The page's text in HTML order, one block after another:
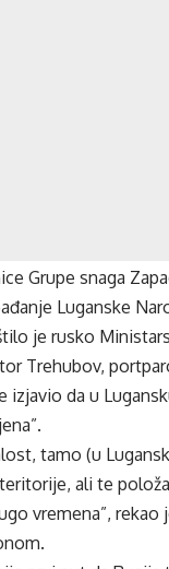
Grupe snaga
Luganske
je rusko
Trehubov,
izjavio da u
tamo (u
ali te
vremena”, rekao